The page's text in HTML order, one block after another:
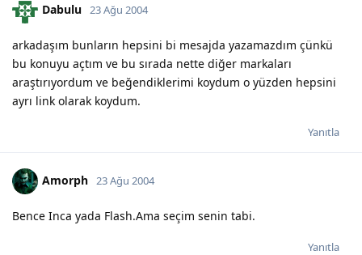
Dabulu 23 Ağu 2004
arkadaşım bunların hepsini bi mesajda yazamazdım çünkü
bu konuyu açtım ve bu sırada nette diğer markaları
araştırıyordum ve beğendiklerimi koydum o yüzden hepsini
ayrı link olarak koydum.
Yanıtla
Amorph 23 Ağu 2004
Bence Inca yada Flash.Ama seçim senin tabi.
Yanıtla